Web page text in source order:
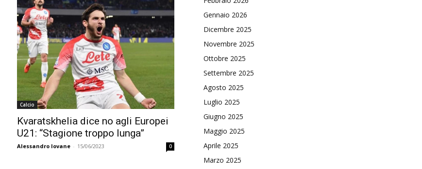
Calcio
Kvaratskhelia dice no agli Europei
U21: “Stagione troppo lunga”
Alessandro Iovane - 15/06/2023 0
Gennaio 2026
Dicembre 2025
Novembre 2025
Ottobre 2025
Settembre 2025
Agosto 2025
Luglio 2025
Giugno 2025
Maggio 2025
Aprile 2025
Marzo 2025